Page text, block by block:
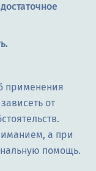
применения
от
а при
помощь.